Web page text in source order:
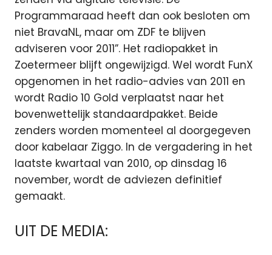
Programmaraad heeft dan ook besloten om
niet BravaNL, maar om ZDF te blijven
adviseren voor 2011”. Het radiopakket in
Zoetermeer blijft ongewijzigd. Wel wordt FunX
opgenomen in het radio-advies van 2011 en
wordt Radio 10 Gold verplaatst naar het
bovenwettelijk standaardpakket. Beide
zenders worden momenteel al doorgegeven
door kabelaar Ziggo. In de vergadering in het
laatste kwartaal van 2010, op dinsdag 16
november, wordt de adviezen definitief
gemaakt.
UIT DE MEDIA: